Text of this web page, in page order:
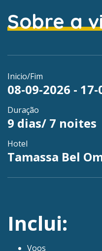
Sobre a
Inicio/Fim
08-09-2026 -
Duração
9 dias/ 7 noites
Hotel
Tamassa Bel
Inclui:
Voos